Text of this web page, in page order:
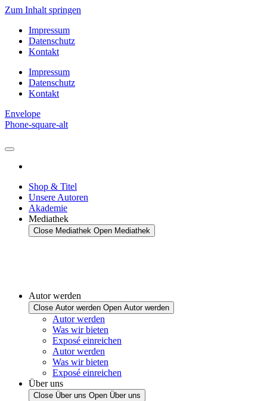
Zum Inhalt springen
Impressum
Datenschutz
Kontakt
Impressum
Datenschutz
Kontakt
Envelope
Phone-square-alt
Shop & Titel
Unsere Autoren
Akademie
Mediathek
Close Mediathek Open Mediathek
Autor werden
Close Autor werden Open Autor werden
Autor werden
Was wir bieten
Exposé einreichen
Autor werden
Was wir bieten
Exposé einreichen
Über uns
Close Über uns Open Über uns